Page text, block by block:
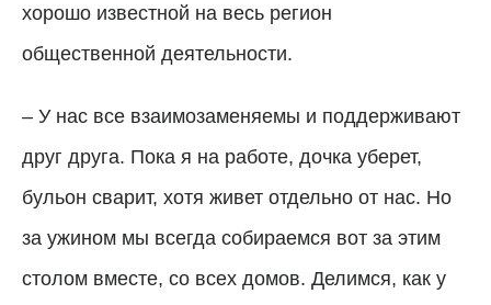
хорошо известной на весь регион
общественной деятельности.
– У нас все взаимозаменяемы и поддерживают
друг друга. Пока я на работе, дочка уберет,
бульон сварит, хотя живет отдельно от нас. Но
за ужином мы всегда собираемся вот за этим
столом вместе, со всех домов. Делимся, как у